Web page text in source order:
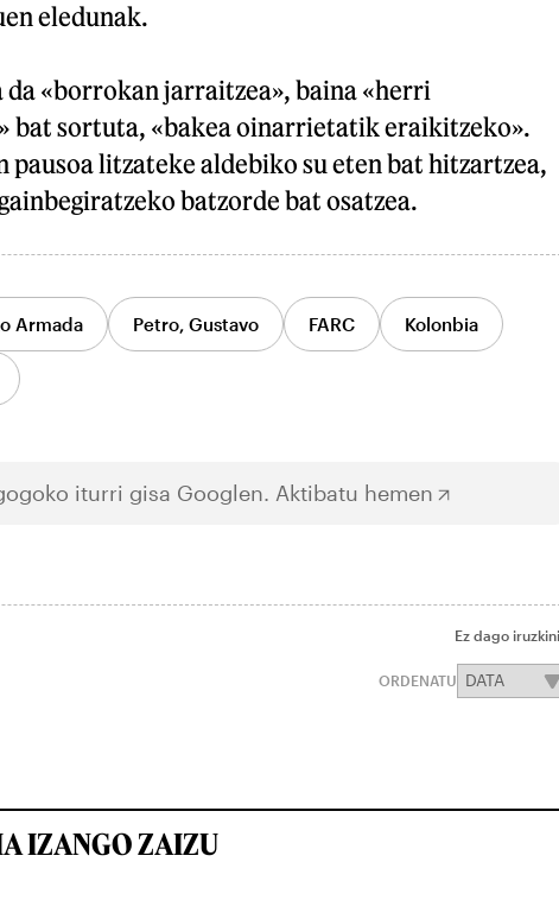
eledunak.
«borrokan jarraitzea», baina «herri
bat sortuta, «bakea oinarrietatik eraikitzeko».
litzateke aldebiko su eten bat hitzartzea,
batzorde bat osatzea.
Armada Petro, Gustavo FARC Kolonbia
iturri gisa Googlen. Aktibatu hemen
Ez dago
ORDENATU
IZANGO ZAIZU